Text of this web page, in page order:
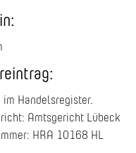
im Handelsregister.
Amtsgericht Lübeck
HRA 10168 HL